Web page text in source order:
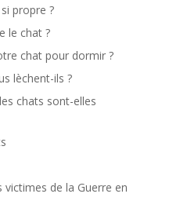
propre ?
le chat ?
chat pour dormir ?
lèchent-ils ?
chats sont-elles
victimes de la Guerre en